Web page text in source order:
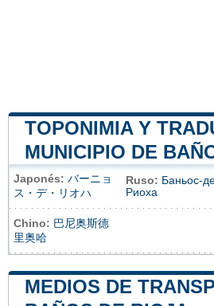
TOPONIMIA Y
MUNICIPIO DE
Japonés: バーニョ
ス・デ・リオハ
Ruso: Баньос-
Риоха
Chino: 巴尼奥斯德
里奥哈
MEDIOS DE